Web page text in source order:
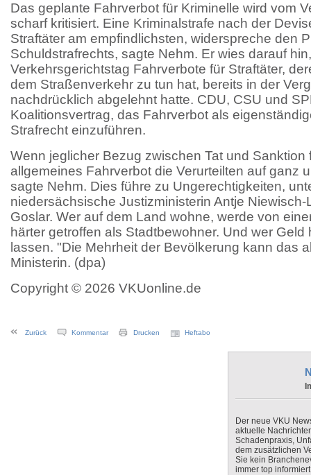
Das geplante Fahrverbot für Kriminelle wird vom
scharf kritisiert. Eine Kriminalstrafe nach der
Straftäter am empfindlichsten, widerspreche den
Schuldstrafrechts, sagte Nehm. Er wies darauf
Verkehrsgerichtstag Fahrverbote für Straftäter,
dem Straßenverkehr zu tun hat, bereits in der
nachdrücklich abgelehnt hatte. CDU, CSU und
Koalitionsvertrag, das Fahrverbot als
Strafrecht einzuführen.
Wenn jeglicher Bezug zwischen Tat und Sanktion
allgemeines Fahrverbot die Verurteilten auf ganz
sagte Nehm. Dies führe zu Ungerechtigkeiten,
niedersächsische Justizministerin Antje
Goslar. Wer auf dem Land wohne, werde von
härter getroffen als Stadtbewohner. Und wer
lassen. "Die Mehrheit der Bevölkerung kann das
Ministerin. (dpa)
Copyright © 2026 VKUonline.de
Zurück Kommentar Drucken Heftabo
Der neue VKU
aktuelle
Schadenpraxis,
dem zusätzlichen
Sie kein
immer top